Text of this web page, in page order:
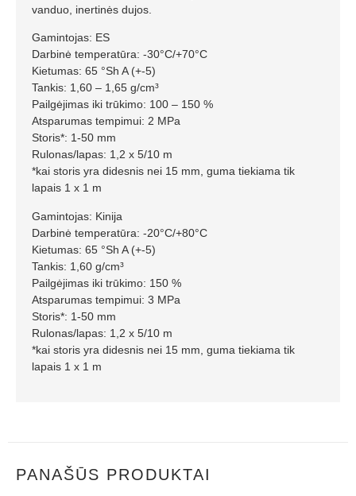
vanduo, inertinės dujos.
Gamintojas: ES
Darbinė temperatūra: -30°C/+70°C
Kietumas: 65 °Sh A (+-5)
Tankis: 1,60 – 1,65 g/cm³
Pailgėjimas iki trūkimo: 100 – 150 %
Atsparumas tempimui: 2 MPa
Storis*: 1-50 mm
Rulonas/lapas: 1,2 x 5/10 m
*kai storis yra didesnis nei 15 mm, guma tiekiama tik
lapais 1 x 1 m
Gamintojas: Kinija
Darbinė temperatūra: -20°C/+80°C
Kietumas: 65 °Sh A (+-5)
Tankis: 1,60 g/cm³
Pailgėjimas iki trūkimo: 150 %
Atsparumas tempimui: 3 MPa
Storis*: 1-50 mm
Rulonas/lapas: 1,2 x 5/10 m
*kai storis yra didesnis nei 15 mm, guma tiekiama tik
lapais 1 x 1 m
PANAŠŪS PRODUKTAI